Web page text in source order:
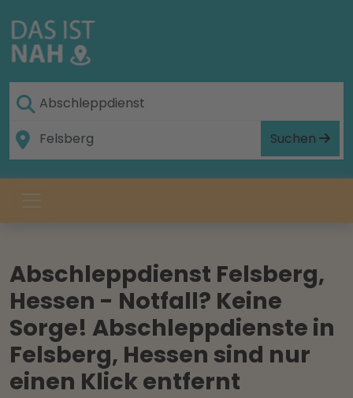
Suchen
Abschleppdienst Felsberg,
Hessen - Notfall? Keine
Sorge! Abschleppdienste in
Felsberg, Hessen sind nur
einen Klick entfernt